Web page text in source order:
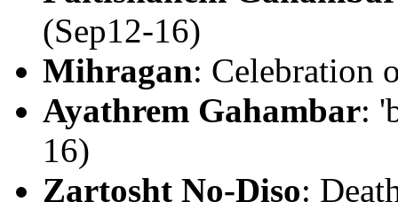
(Sep12-16)
Mihragan: Celebration
Ayathrem Gahambar:
16)
Zartosht No-Diso: